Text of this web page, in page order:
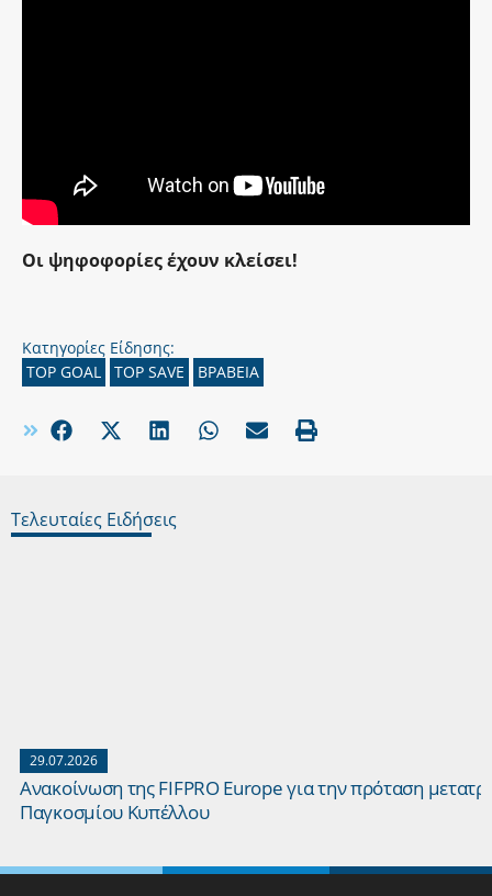
Οι ψηφοφορίες έχουν κλείσει!
Κατηγορίες Είδησης:
TOP GOAL
TOP SAVE ΒΡΑΒΕΙΑ
Τελευταίες Ειδήσεις
29.07.2026
Ανακοίνωση της FIFPRO Europe για την πρόταση
Παγκοσμίου Κυπέλλου